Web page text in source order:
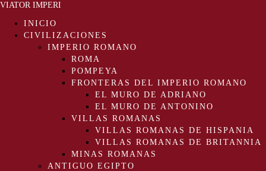
VIATOR IMPERI
INICIO
CIVILIZACIONES
IMPERIO ROMANO
ROMA
POMPEYA
FRONTERAS DEL IMPERIO ROMANO
EL MURO DE ADRIANO
EL MURO DE ANTONINO
VILLAS ROMANAS
VILLAS ROMANAS DE HISPANIA
VILLAS ROMANAS DE BRITANNIA
MINAS ROMANAS
ANTIGUO EGIPTO